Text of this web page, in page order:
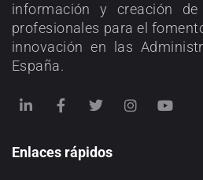
información y creación
profesionales para el
innovación en las
España.
Enlaces rápidos